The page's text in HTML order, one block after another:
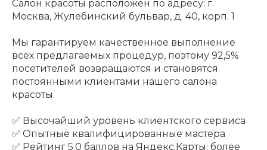
Салон красоты расположен по адресу: г.
Москва, Жулебинский бульвар, д. 40, корп. 1
Мы гарантируем качественное выполнение
всех предлагаемых процедур, поэтому 92,5%
посетителей возвращаются и становятся
постоянными клиентами нашего салона
красоты.
✅ Высочайший уровень клиентского сервиса
✅ Опытные квалифицированные мастера
✅ Рейтинг 5.0 баллов на Яндекс.Карты: более